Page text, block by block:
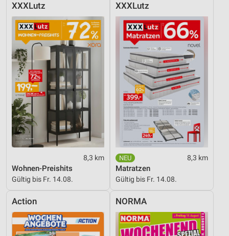
XXXLutz
8,3 km
Wohnen-Preishits
Gültig bis Fr. 14.08.
XXXLutz
8,3 km
Matratzen
Gültig bis Fr. 14.08.
Action NORMA